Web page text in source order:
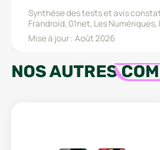
Synthèse des tests et avis
Frandroid, 01net, Les Numériques,
Mise à jour :Août 2026
NOS AUTRES